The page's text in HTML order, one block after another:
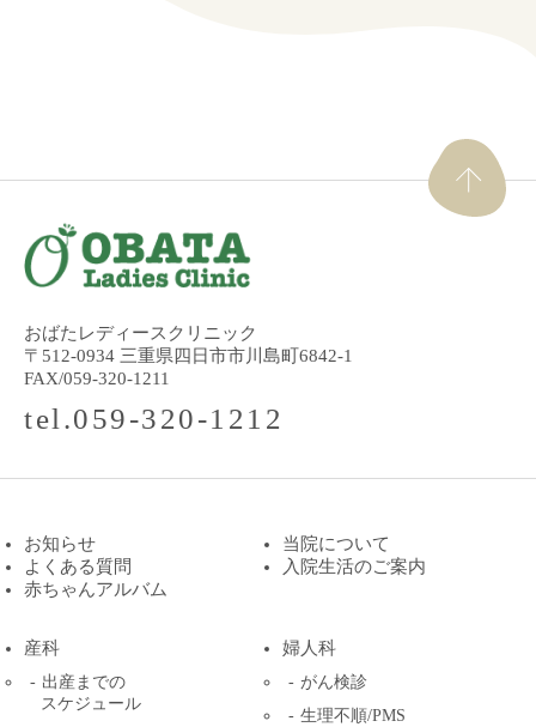
おばたレディースクリニック
〒512-0934 三重県四日市市川島町6842-1
FAX/059-320-1211
tel.059-320-1212
お知らせ
当院について
よくある質問
入院生活のご案内
赤ちゃんアルバム
産科
出産までの
スケジュール
婦人科
がん検診
生理不順/PMS